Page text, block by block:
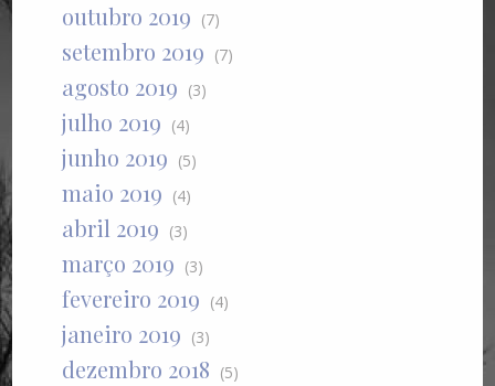
outubro 2019 (7)
setembro 2019 (7)
agosto 2019 (3)
julho 2019 (4)
junho 2019 (5)
maio 2019 (4)
abril 2019 (3)
março 2019 (3)
fevereiro 2019 (4)
janeiro 2019 (3)
dezembro 2018 (5)